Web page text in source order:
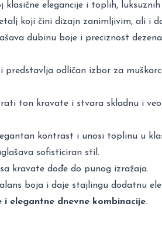
elegancije i toplih,
koji čini dizajn zanimljivim, ali i
dubinu boje i preciznost
odličan izbor za
ton kravate i stvara skladnu i
kontrast i unosi toplinu u
sofisticiran stil.
kravate dođe do punog izražaja.
boja i daje stajlingu dodatnu
i elegantne dnevne kombinacije.